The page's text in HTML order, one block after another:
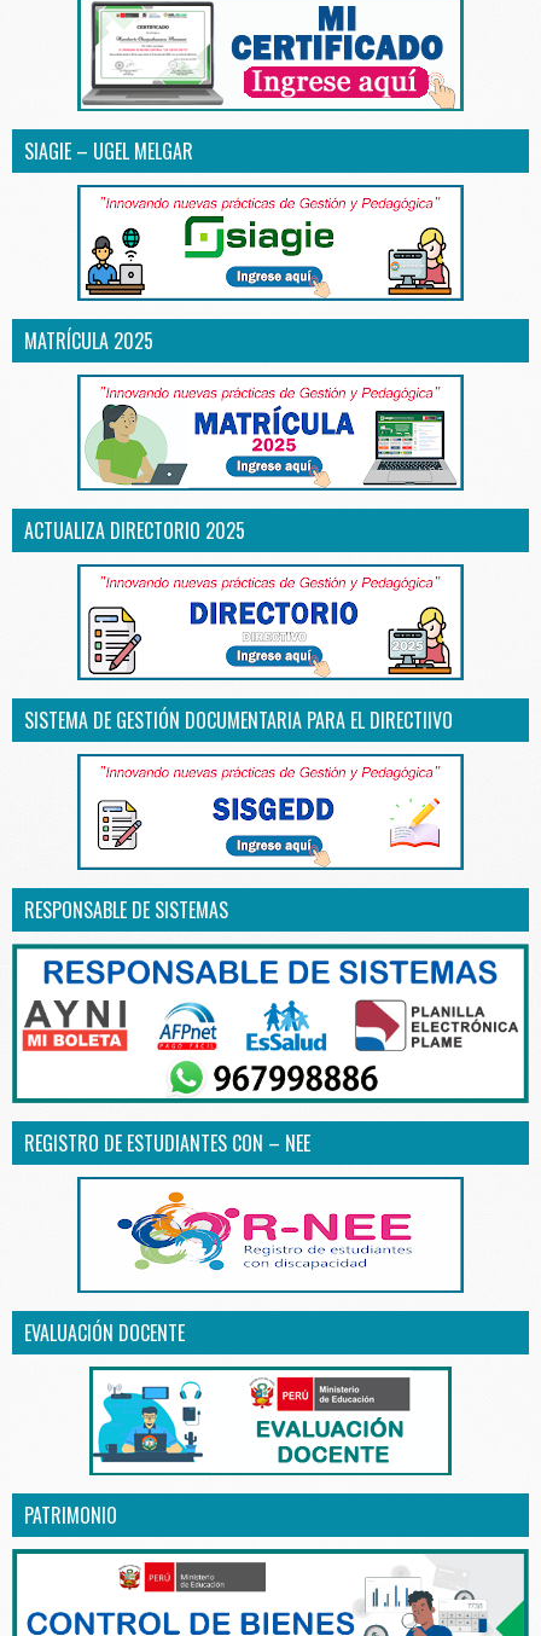
SIAGIE – UGEL MELGAR
MATRÍCULA 2025
ACTUALIZA DIRECTORIO 2025
SISTEMA DE GESTIÓN DOCUMENTARIA PARA EL DIRECTIIVO
RESPONSABLE DE SISTEMAS
REGISTRO DE ESTUDIANTES CON – NEE
EVALUACIÓN DOCENTE
PATRIMONIO